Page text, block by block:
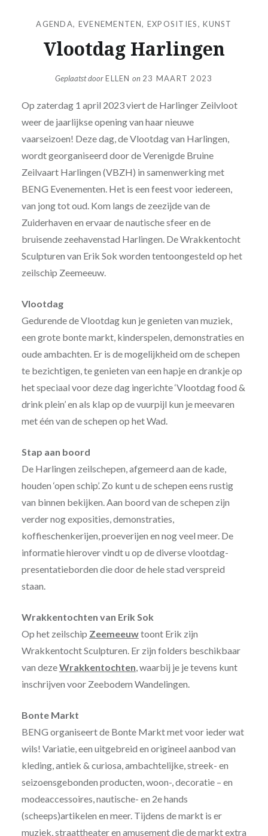
AGENDA, EVENEMENTEN, EXPOSITIES,KUNST
Vlootdag Harlingen
Geplaatst doorELLEN on 23 MAART 2023
Op zaterdag 1 april 2023 viert de Harlinger Zeilvloot
weer de jaarlijkse opening van haar nieuwe
vaarseizoen! Deze dag, de Vlootdag van Harlingen,
wordt georganiseerd door de Verenigde Bruine
Zeilvaart Harlingen (VBZH) in samenwerking met
BENG Evenementen. Het is een feest voor iedereen,
van jong tot oud. Kom langs de zeezijde van de
Zuiderhaven en ervaar de nautische sfeer en de
bruisende zeehavenstad Harlingen. De Wrakkentocht
Sculpturen van Erik Sok worden tentoongesteld op het
zeilschip Zeemeeuw.
Vlootdag
Gedurende de Vlootdag kun je genieten van muziek,
een grote bonte markt, kinderspelen, demonstraties en
oude ambachten. Er is de mogelijkheid om de schepen
te bezichtigen, te genieten van een hapje en drankje op
het speciaal voor deze dag ingerichte ‘Vlootdag food &
drink plein’ en als klap op de vuurpijl kun je meevaren
met één van de schepen op het Wad.
Stap aan boord
De Harlingen zeilschepen, afgemeerd aan de kade,
houden ‘open schip’. Zo kunt u de schepen eens rustig
van binnen bekijken. Aan boord van de schepen zijn
verder nog exposities, demonstraties,
koffieschenkerijen, proeverijen en nog veel meer. De
informatie hierover vindt u op de diverse vlootdag-
presentatieborden die door de hele stad verspreid
staan.
Wrakkentochten van Erik Sok
Op het zeilschip Zeemeeuwtoont Erik zijn
Wrakkentocht Sculpturen. Er zijn folders beschikbaar
van dezeWrakkentochten, waarbij je je tevens kunt
inschrijven voor Zeebodem Wandelingen.
Bonte Markt
BENG organiseert de Bonte Markt met voor ieder wat
wils! Variatie, een uitgebreid en origineel aanbod van
kleding, antiek & curiosa, ambachtelijke, streek- en
seizoensgebonden producten, woon-, decoratie – en
modeaccessoires, nautische- en 2e hands
(scheeps)artikelen en meer. Tijdens de markt is er
muziek, straattheater en amusement die de markt extra